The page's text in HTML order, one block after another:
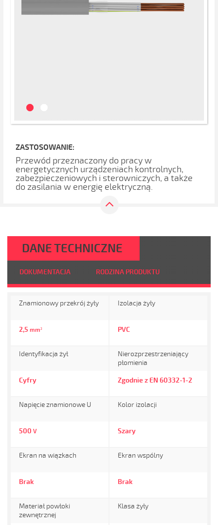
ZASTOSOWANIE:
Przewód przeznaczony do pracy w
energetycznych urządzeniach kontrolnych,
zabezpieczeniowych i sterowniczych, a także
do zasilania w energię elektryczną.
DANE TECHNICZNE
DOKUMENTACJA RODZINA PRODUKTU
Znamionowy przekrój żyły
2,5 mm²
Izolacja żyły
PVC
Identyfikacja żył
Cyfry
Nierozprzestrzeniający
płomienia
Zgodnie z EN 60332-1-2
Napięcie znamionowe U
500 V
Kolor izolacji
Szary
Ekran na wiązkach
Brak
Ekran wspólny
Brak
Materiał powłoki
zewnętrznej
Klasa żyły